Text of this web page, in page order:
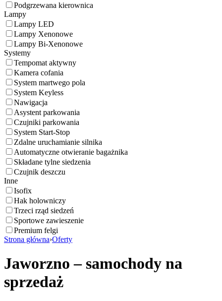
Podgrzewana kierownica
Lampy
Lampy LED
Lampy Xenonowe
Lampy Bi-Xenonowe
Systemy
Tempomat aktywny
Kamera cofania
System martwego pola
System Keyless
Nawigacja
Asystent parkowania
Czujniki parkowania
System Start-Stop
Zdalne uruchamianie silnika
Automatyczne otwieranie bagażnika
Składane tylne siedzenia
Czujnik deszczu
Inne
Isofix
Hak holowniczy
Trzeci rząd siedzeń
Sportowe zawieszenie
Premium felgi
Strona główna›Oferty
Jaworzno – samochody na
sprzedaż